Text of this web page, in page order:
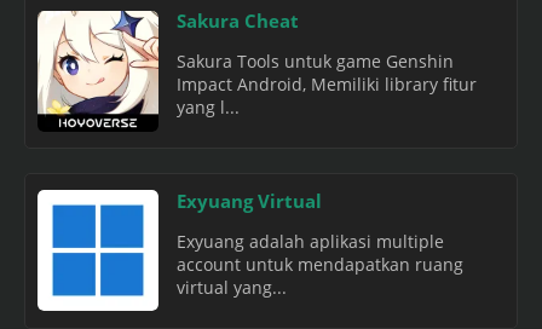
Sakura Cheat
Sakura Tools untuk game Genshin
Impact Android, Memiliki library fitur
yang l...
Exyuang Virtual
Exyuang adalah aplikasi multiple
account untuk mendapatkan ruang
virtual yang...